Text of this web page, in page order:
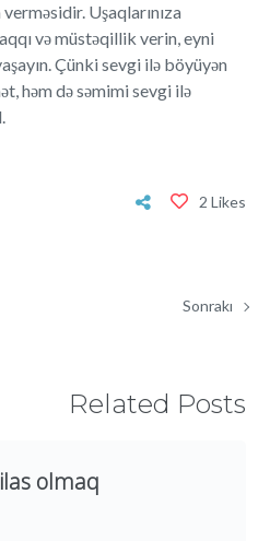
Uşaqlarınıza
və müstəqillik verin, eyni
Çünki sevgi ilə böyüyən
həm də səmimi sevgi ilə
2 Likes
Sonrakı
Related Posts
olmaq